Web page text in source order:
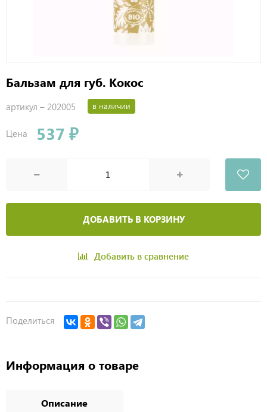
Бальзам для губ. Кокос
артикул – 202005 в наличии
Цена 537 ₽
ДОБАВИТЬ В КОРЗИНУ
Добавить в сравнение
Поделиться
Информация о товаре
Описание